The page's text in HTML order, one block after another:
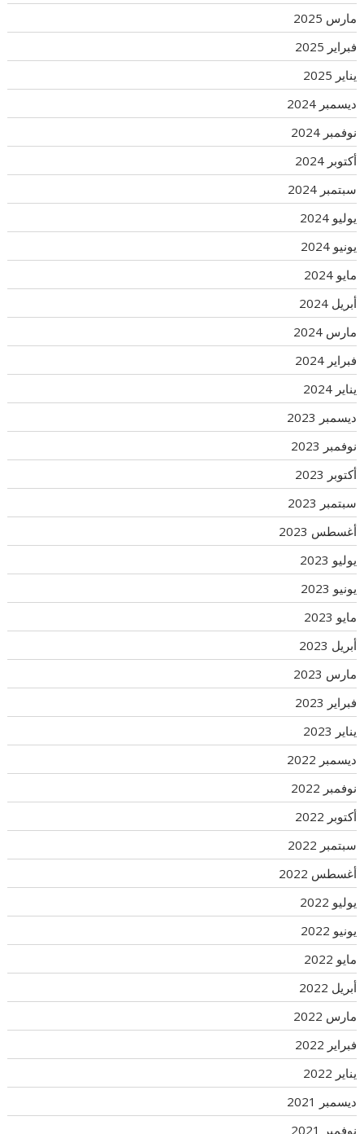
مارس 2025
فبراير 2025
يناير 2025
ديسمبر 2024
نوفمبر 2024
أكتوبر 2024
سبتمبر 2024
يوليو 2024
يونيو 2024
مايو 2024
أبريل 2024
مارس 2024
فبراير 2024
يناير 2024
ديسمبر 2023
نوفمبر 2023
أكتوبر 2023
سبتمبر 2023
أغسطس 2023
يوليو 2023
يونيو 2023
مايو 2023
أبريل 2023
مارس 2023
فبراير 2023
يناير 2023
ديسمبر 2022
نوفمبر 2022
أكتوبر 2022
سبتمبر 2022
أغسطس 2022
يوليو 2022
يونيو 2022
مايو 2022
أبريل 2022
مارس 2022
فبراير 2022
يناير 2022
ديسمبر 2021
نوفمبر 2021